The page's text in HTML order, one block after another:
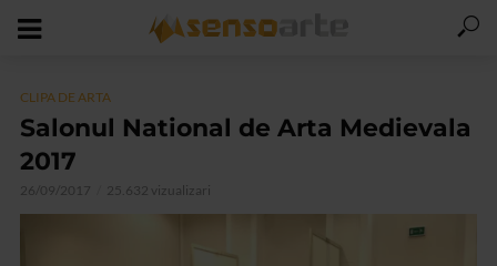
CLIPA DE ARTA
Salonul National de Arta Medievala
2017
26/09/2017 25.632 vizualizari